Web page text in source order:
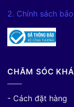
2. Chính sách
CHĂM SÓC
- Cách đặt hàng